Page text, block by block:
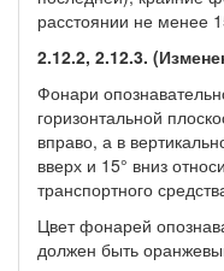
расстоянии не менее
2.12.2, 2.12.3.
Фонари
горизонтальной
вправо, а в
вверх и 15° вниз
транспортного
Цвет фонарей
должен быть